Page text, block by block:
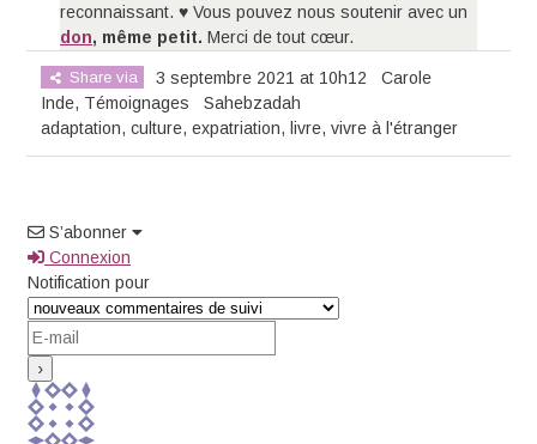
reconnaissant. ♥ Vous pouvez nous soutenir avec un
don, même petit.Merci de tout cœur.
Share via
3 septembre 2021 at 10h12
Inde, Témoignages
adaptation,culture,expatriation, livre,vivre à l'étranger
Carole
Sahebzadah
S’abonner
Connexion
Notification pour